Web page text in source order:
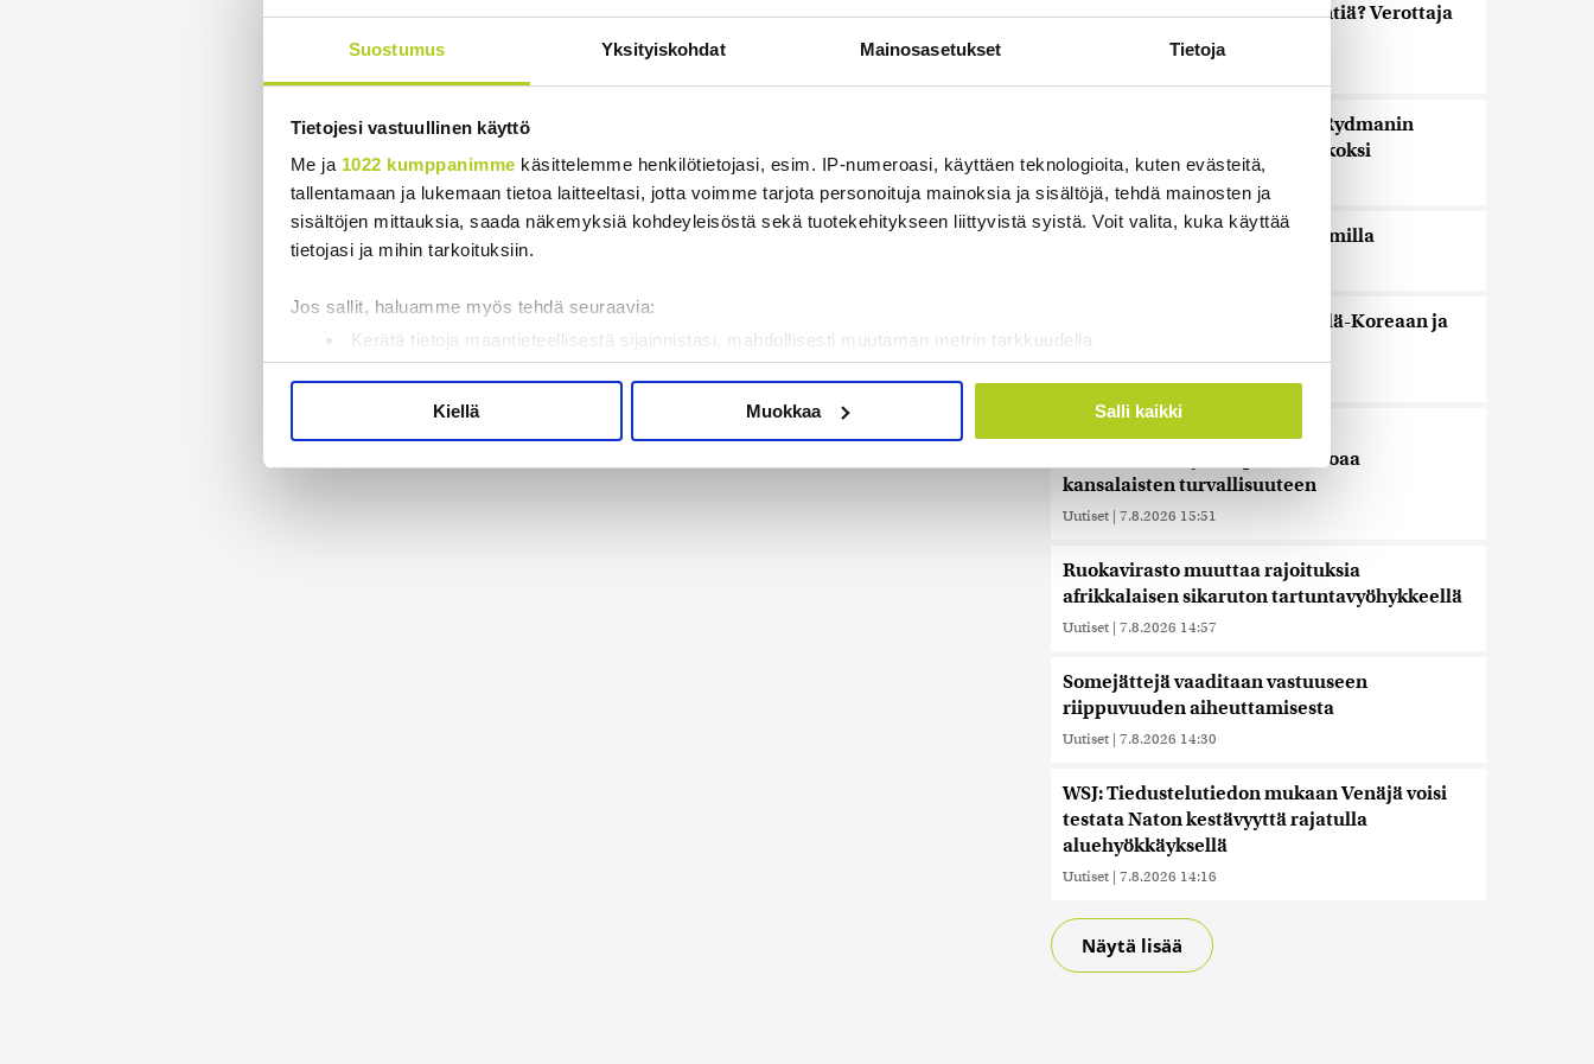
Suostumus Yksityiskohdat Mainosasetukset Tietoja
Tietojesi vastuullinen käyttö
Me ja 1022 kumppanimme käsittelemme henkilötietojasi, esim. IP-numeroasi, käyttäen teknologioita, kuten evästeitä,
tallentamaan ja lukemaan tietoa laitteeltasi, jotta voimme tarjota personoituja mainoksia ja sisältöjä, tehdä mainosten ja
sisältöjen mittauksia, saada näkemyksiä kohdeyleisöstä sekä tuotekehitykseen liittyvistä syistä. Voit valita, kuka käyttää
tietojasi ja mihin tarkoituksiin.
Jos sallit, haluamme myös tehdä seuraavia:
Kerätä tietoja maantieteellisestä sijainnistasi, mahdollisesti muutaman metrin tarkkuudella
Tunnistaa laitteesi skannaamalla sen ominaispiirteitä aktiivisesti (sormenjäljen muodostaminen)
Lue lisää siitä, miten henkilötietojasi käsitellään ja miten voit määrittää asetuksesi
. Voit muuttaa
Käytämme evästeitä tarjoamamme sisällön ja mainosten räätälöimiseen, sosiaalisen median ominaisuuksien tukemiseen
ja kävijämäärämme analysoimiseen. Lisäksi jaamme sosiaalisen median, mainosalan ja analytiikka-alan
olet antanut heille tai joita on kerätty, kun olet käyttänyt heidän palvelujaan. Tietoja saatetaan myös siirtää ulkomaille.
Kiellä Muokkaa Salli kaikki
pakastitko marjat ennen myyntiä? Verottaja
vaatii osansa
Timo Laaninen julistaa Wille Rydmanin
Suomen taitavimmaksi poliitikoksi
Espanja uhkaa Italiaa vastatoimilla
Sianlihaa voi jälleen viedä Etelä-Koreaan ja
Uuteen-Seelantiin
Järjestöt vastustavat karhun
kiintiömetsästystä – poliisi vetoaa
kansalaisten turvallisuuteen
Uutiset | 7.8.2026 15:51
Ruokavirasto muuttaa rajoituksia
afrikkalaisen sikaruton tartuntavyöhykkeellä
Uutiset | 7.8.2026 14:57
Somejättejä vaaditaan vastuuseen
riippuvuuden aiheuttamisesta
Uutiset | 7.8.2026 14:30
WSJ: Tiedustelutiedon mukaan Venäjä voisi
testata Naton kestävyyttä rajatulla
aluehyökkäyksellä
Uutiset | 7.8.2026 14:16
Näytä lisää